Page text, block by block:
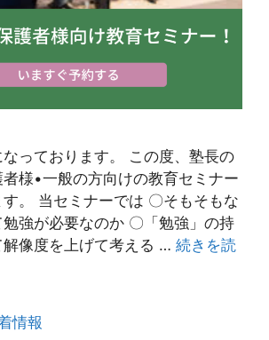
っております。 この度、塾長の
様•一般の方向けの教育セミナー
。 当セミナーでは 〇そもそもな
強が必要なのか 〇「勉強」の持
像度を上げて考える … 続きを読
情報